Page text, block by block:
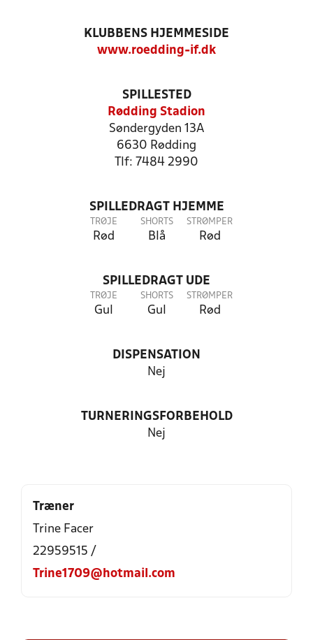
KLUBBENS HJEMMESIDE
www.roedding-if.dk
SPILLESTED
Rødding Stadion
Søndergyden 13A
6630 Rødding
Tlf: 7484 2990
SPILLEDRAGT HJEMME
TRØJE
Rød
SHORTS
Blå
STRØMPER
Rød
SPILLEDRAGT UDE
TRØJE
Gul
SHORTS
Gul
STRØMPER
Rød
DISPENSATION
Nej
TURNERINGSFORBEHOLD
Nej
Træner
Trine Facer
22959515 /
Trine1709@hotmail.com